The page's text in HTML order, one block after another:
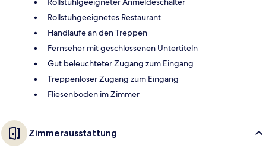
Rollstuhgeeignetes Restaurant
Handläufe an den Treppen
Fernseher mit geschlossenen Untertiteln
Gut beleuchteter Zugang zum Eingang
Treppenloser Zugang zum Eingang
Fliesenboden im Zimmer
Zimmerausstattung